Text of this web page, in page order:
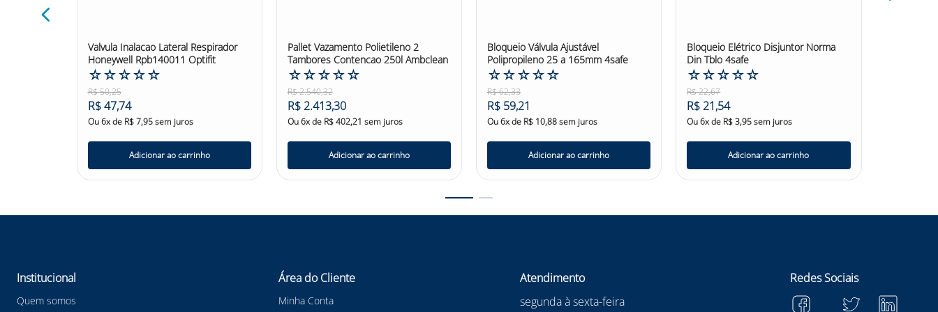
Valvula Inalacao Lateral Respirador
Honeywell Rpb140011 Optifit
☆☆☆☆☆
R$50,25
R$ 47,74
Ou6x de R$ 7,95sem juros
Adicionar ao carrinho
Pallet Vazamento Polietileno 2
Tambores Contencao 250l Ambclean
☆☆☆☆☆
R$2.540,32
R$2.413,30
Ou6x de R$402,21 sem juros
Adicionar ao carrinho
Bloqueio Válvula Ajustável
Polipropileno 25 a 165mm 4safe
☆☆☆☆☆
R$62,33
R$ 59,21
Ou6x de R$ 10,88sem juros
Adicionar ao carrinho
Bloqueio Elétrico Disjuntor Norma
Din Tblo 4safe
☆☆☆☆☆
R$22,67
R$21,54
Ou6x de R$3,95sem juros
Adicionar ao carrinho
Institucional
Quem somos
Área do Cliente
Minha Conta
Atendimento
segunda à sexta-feira
Redes Sociais